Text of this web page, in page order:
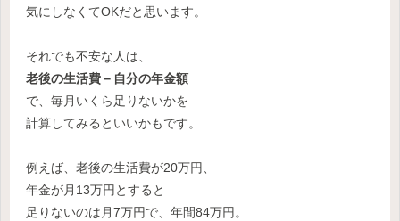
気にしなくてOKだと思います。
それでも不安な人は、
老後の生活費－自分の年金額
で、毎月いくら足りないかを
計算してみるといいかもです。
例えば、老後の生活費が20万円、
年金が月13万円とすると
足りないのは月7万円で、年間84万円。